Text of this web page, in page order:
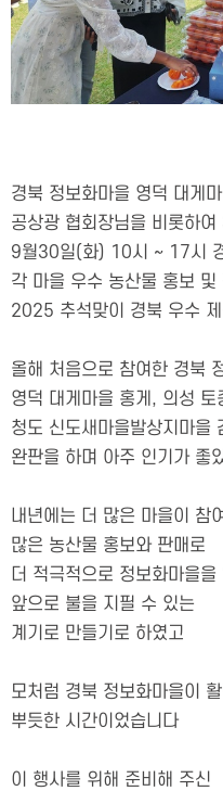
경북 정보화마을 영덕 대게
공상광 협회장님을 비롯하여
9월30일(화) 10시 ~ 17시
각 마을 우수 농산물 홍보 및
2025 추석맞이 경북 우수
올해 처음으로 참여한 경북
영덕 대게마을 홍게, 의성 토
청도 신도새마을발상지마을
완판을 하며 아주 인기가 좋
내년에는 더 많은 마을이 참
많은 농산물 홍보와 판매로
더 적극적으로 정보화마을을
앞으로 불을 지필 수 있는
계기로 만들기로 하였고
모처럼 경북 정보화마을이
뿌듯한 시간이었습니다
이 행사를 위해 준비해 주신